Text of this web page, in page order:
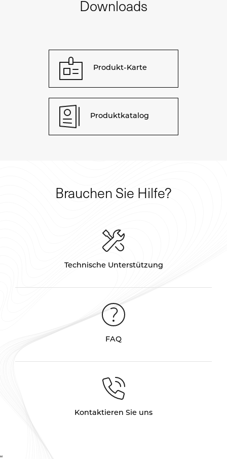
Downloads
Produkt-Karte
Produktkatalog
Brauchen Sie Hilfe?
Technische Unterstützung
FAQ
Kontaktieren Sie uns